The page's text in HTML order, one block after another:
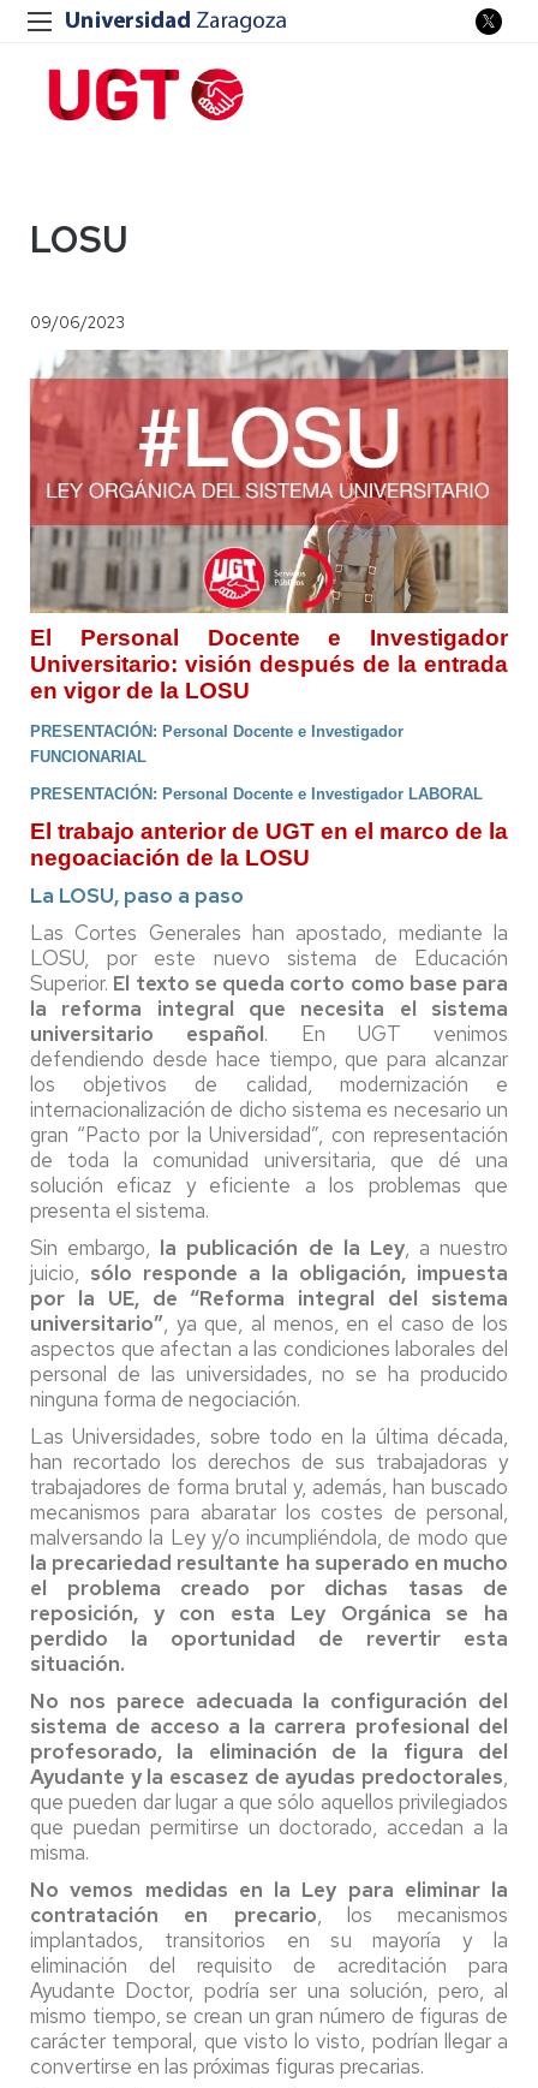
LOSU
09/06/2023
El Personal Docente e Investigador
Universitario: visión después de la entrada
en vigor de la LOSU
PRESENTACIÓN: Personal Docente e Investigador
FUNCIONARIAL
PRESENTACIÓN: Personal Docente e Investigador LABORAL
El trabajo anterior de UGT en el marco de la
negoaciación de la LOSU
La LOSU, paso a paso
Las Cortes Generales han apostado, mediante la
LOSU, por este nuevo sistema de Educación
Superior. El texto se queda corto como base para
la reforma integral que necesita el sistema
universitario español. En UGT venimos
defendiendo desde hace tiempo, que para alcanzar
los objetivos de calidad, modernización e
internacionalización de dicho sistema es necesario un
gran “Pacto por la Universidad”, con representación
de toda la comunidad universitaria, que dé una
solución eficaz y eficiente a los problemas que
presenta el sistema.
Sin embargo, la publicación de la Ley, a nuestro
juicio, sólo responde a la obligación, impuesta
por la UE, de “Reforma integral del sistema
universitario”, ya que, al menos, en el caso de los
aspectos que afectan a las condiciones laborales del
personal de las universidades, no se ha producido
ninguna forma de negociación.
Las Universidades, sobre todo en la última década,
han recortado los derechos de sus trabajadoras y
trabajadores de forma brutal y, además, han buscado
mecanismos para abaratar los costes de personal,
malversando la Ley y/o incumpliéndola, de modo que
la precariedad resultante ha superado en mucho
el problema creado por dichas tasas de
reposición, y con esta Ley Orgánica se ha
perdido la oportunidad de revertir esta
situación.
No nos parece adecuada la configuración del
sistema de acceso a la carrera profesional del
profesorado, la eliminación de la figura del
Ayudante y la escasez de ayudas predoctorales,
que pueden dar lugar a que sólo aquellos privilegiados
que puedan permitirse un doctorado, accedan a la
misma.
No vemos medidas en la Ley para eliminar la
contratación en precario, los mecanismos
implantados, transitorios en su mayoría y la
eliminación del requisito de acreditación para
Ayudante Doctor, podría ser una solución, pero, al
mismo tiempo, se crean un gran número de figuras de
carácter temporal, que visto lo visto, podrían llegar a
convertirse en las próximas figuras precarias.